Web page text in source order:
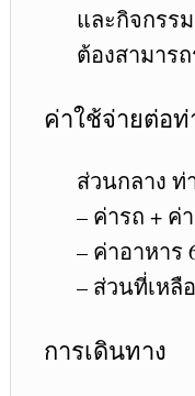
และกิจกรร
ต้องสามาร
ค่าใช้จ่ายต่อ
ส่วนกลาง ท่
– ค่ารถ + ค่
– ค่าอาหาร
– ส่วนที่เห
การเดินทาง